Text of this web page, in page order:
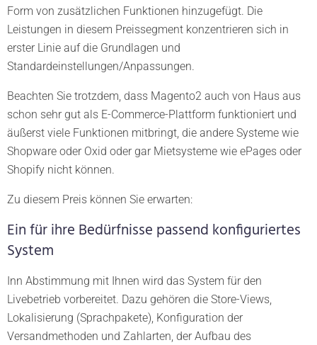
Form von zusätzlichen Funktionen hinzugefügt. Die
Leistungen in diesem Preissegment konzentrieren sich in
erster Linie auf die Grundlagen und
Standardeinstellungen/Anpassungen.
Beachten Sie trotzdem, dass Magento2 auch von Haus aus
schon sehr gut als E-Commerce-Plattform funktioniert und
äußerst viele Funktionen mitbringt, die andere Systeme wie
Shopware oder Oxid oder gar Mietsysteme wie ePages oder
Shopify nicht können.
Zu diesem Preis können Sie erwarten:
Ein für ihre Bedürfnisse passend konfiguriertes
System
Inn Abstimmung mit Ihnen wird das System für den
Livebetrieb vorbereitet. Dazu gehören die Store-Views,
Lokalisierung (Sprachpakete), Konfiguration der
Versandmethoden und Zahlarten, der Aufbau des